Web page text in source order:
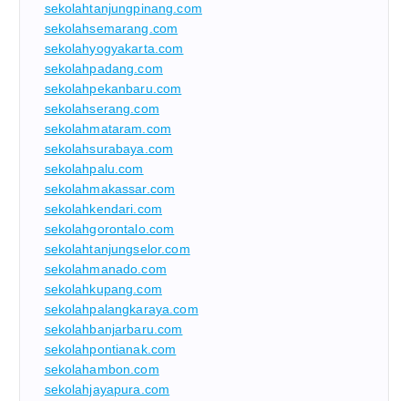
sekolahtanjungpinang.com
sekolahsemarang.com
sekolahyogyakarta.com
sekolahpadang.com
sekolahpekanbaru.com
sekolahserang.com
sekolahmataram.com
sekolahsurabaya.com
sekolahpalu.com
sekolahmakassar.com
sekolahkendari.com
sekolahgorontalo.com
sekolahtanjungselor.com
sekolahmanado.com
sekolahkupang.com
sekolahpalangkaraya.com
sekolahbanjarbaru.com
sekolahpontianak.com
sekolahambon.com
sekolahjayapura.com